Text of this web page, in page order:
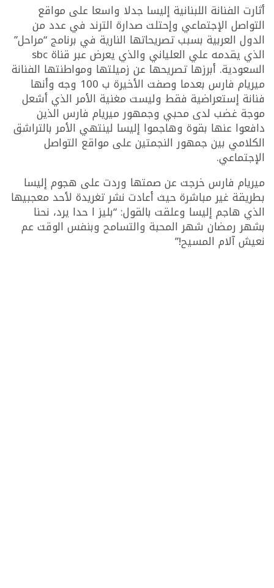
أثارت الفنانة اللبنانية إليسا جدلا واسعا على مواقع
التواصل الإجتماعي وإحتلت صدارة الترند في عدد من
الدول العربية بسبب تصريحاتها النارية في برنامج “مراحل”
الذي يقدمه علي العلياني والذي يعرض عبر قناة sbc
السعودية. أبرزها تصريحها عن زميلتها ومواطنتها الفنانة
ميريام فارس بعدما وصفت الأخيرة ب 100 وجه وأنها
فنانة إستعراضية فقط وليست مغنية الأمر الذي أشعل
موجة غضب لدى محبي وجمهور ميريام فارس الذين
دافعوا عنها بقوة وهاجموا إليسا لينتهي الأمر بالتراشق
الكلامي بين جمهور النجمتين على مواقع التواصل
الإجتماعي.
ميريام فارس خرجت عن صمتها وردت على هجوم إليسا
بطريقة غير مباشرة حيث أعادت نشر تغريدة لأحد معجبيها
الذي هاجم إليسا وعلقت بالقول: “بليز ا حدا يرد، نحنا
بشهر رمضان شهر المحبة والتسامح وبنفس الوقت عم
نعيش آلام المسيح!”